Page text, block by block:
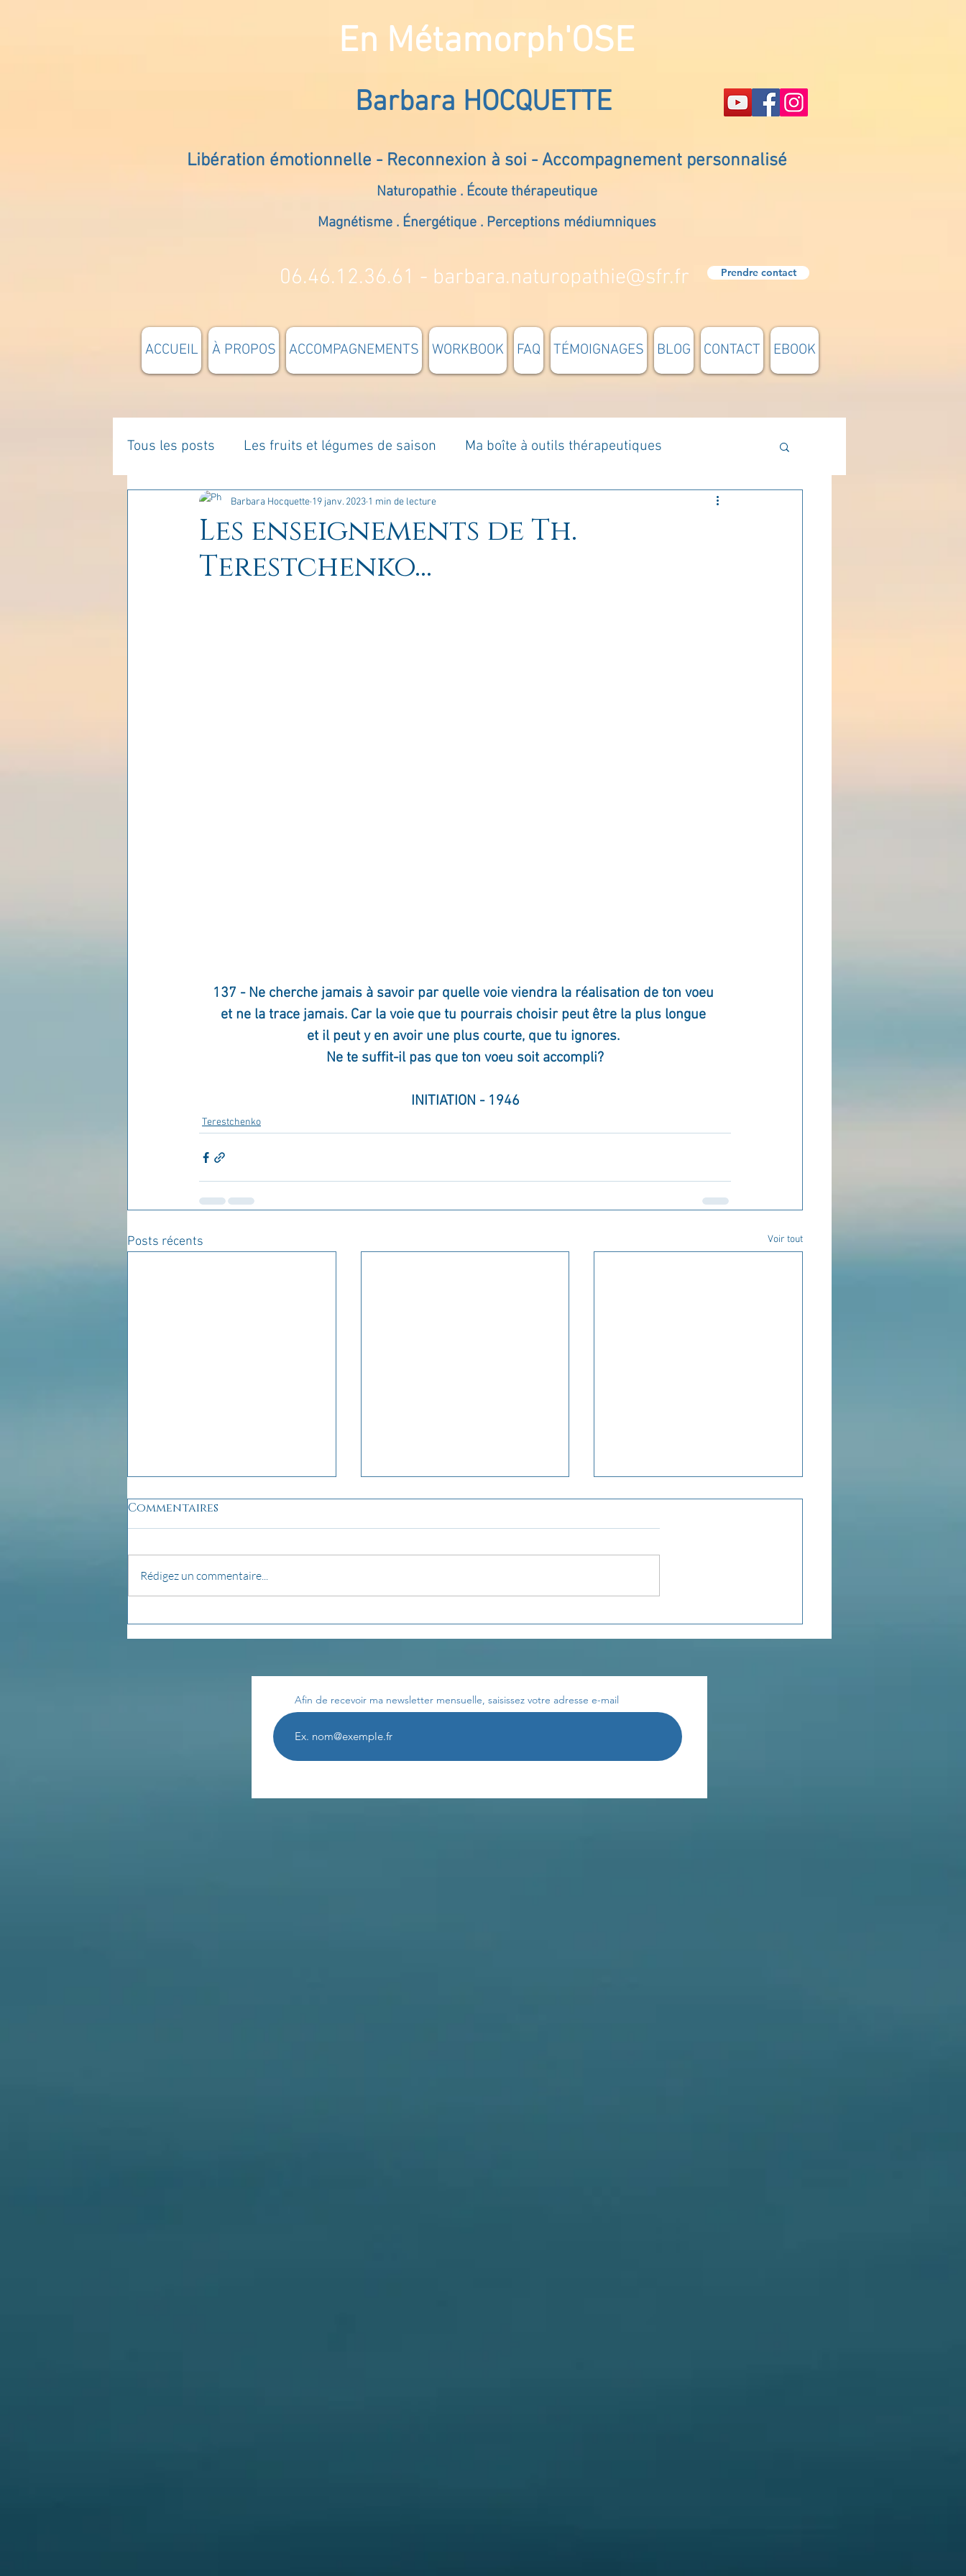
En Métamorph'OSE
Barbara HOCQUETTE
Libération émotionnelle - Reconnexion à soi - Accompagnement personnalisé
Naturopathie . Écoute thérapeutique
Magnétisme . Énergétique . Perceptions médiumniques
06.46.12.36.61 - barbara.naturopathie@sfr.fr Prendre contact
ACCUEIL À PROPOS ACCOMPAGNEMENTS WORKBOOK FAQ TÉMOIGNAGES BLOG CONTACT EBOOK
Tous les posts Les fruits et légumes de saison Ma boîte à outils thérapeutiques
La parentalité De vous à moi... Rome : voyage Méthodologie
Enseignements Pensées du jour Croyances et idées reçues
Les enseignements de Th.
Terestchenko...
Barbara Hocquette 19 janv. 2023 1 min de lecture
137 - Ne cherche jamais à savoir par quelle voie viendra la réalisation de ton voeu
et ne la trace jamais. Car la voie que tu pourrais choisir peut être la plus longue
et il peut y en avoir une plus courte, que tu ignores.
Ne te suffit-il pas que ton voeu soit accompli?
INITIATION - 1946
Terestchenko
Posts récents Voir tout
Th. Terestchenko...
Th. Terestchenko...
Th. Terestchenko...
Commentaires
Rédigez un commentaire...
Afin de recevoir ma newsletter mensuelle, saisissez votre adresse e-mail